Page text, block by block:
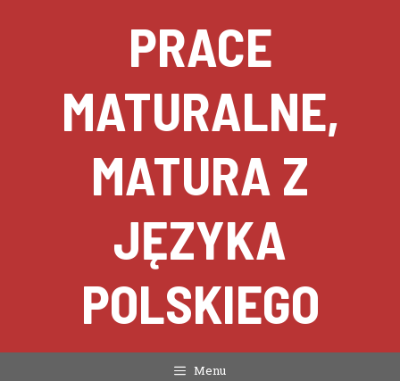
PRACE
MATURALNE,
MATURA Z
JĘZYKA
POLSKIEGO
Menu